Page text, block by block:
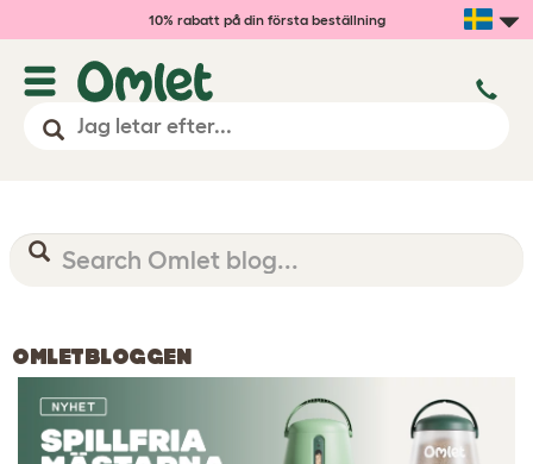
10% rabatt på din första beställning
OMLETBLOGGEN